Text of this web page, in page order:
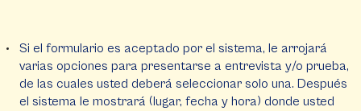
Si el formulario es aceptado por el sistema, le arrojará
varias opciones para presentarse a entrevista y/o prueba,
de las cuales usted deberá seleccionar solo una. Después
el sistema le mostrará (lugar, fecha y hora) donde usted